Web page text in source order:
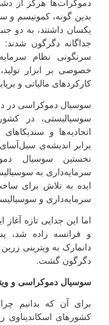
دموکرات‌ها هرگز از
بدین گونه، کمونیسم و
یکسان داشتند، به دو
جداگانه دگرگون شدند:
سرنگونی نظام
خصوصی بر ابزار تولید،
کارکردهای مالیاتی و
سوسیال دموکراسی در
سوسیالیستی، در
اتحادیه‌ها و سندیکاهای
برابر اندیشه‌ی سیل‌آسای
نخستین سوسیال
سرمایه‌داری به سوسیالیسم
ایده به تلاش برای ساخت
سرمایه‌داری و
اما این جدایی تازه آغاز
و فرانسه زاده شد،
دانمارک به ویترینی زرین
دگرگون گشت.
سوسیال دموکراسی و
برای آن که بدانیم چرا
کشورهای اسکاندیناوی